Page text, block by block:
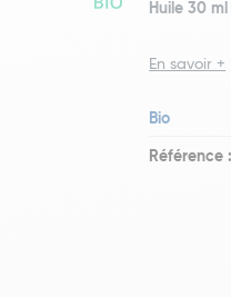
Huile 30 ml
En savoir +
Bio
Référence